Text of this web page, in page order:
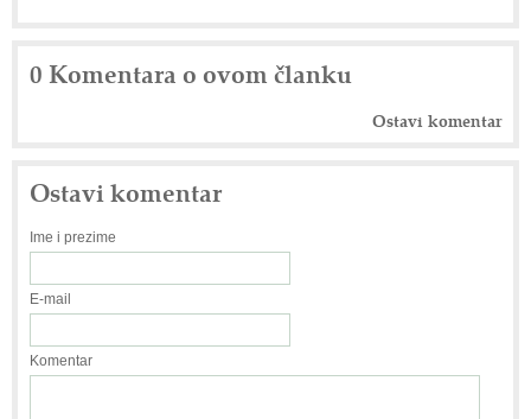
0 Komentara o ovom članku
Ostavi komentar
Ostavi komentar
Ime i prezime
E-mail
Komentar